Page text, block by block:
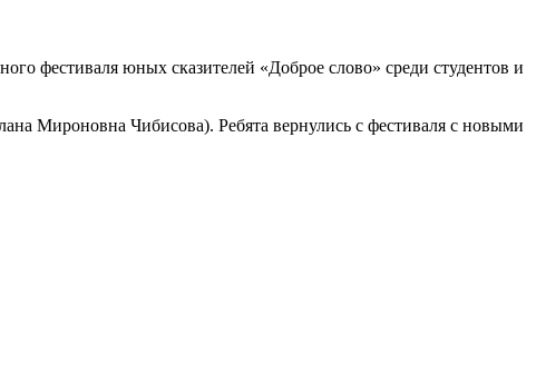
фестиваля юных сказителей «Доброе слово» среди студентов и
Мироновна Чибисова). Ребята вернулись с фестиваля с новыми